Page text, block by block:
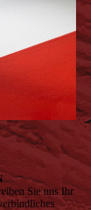
Sie uns Ihr